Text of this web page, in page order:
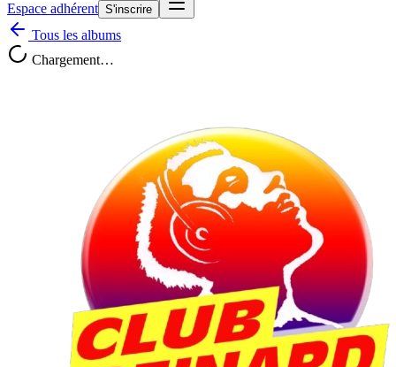
Espace adhérent S'inscrire
Tous les albums
Chargement…